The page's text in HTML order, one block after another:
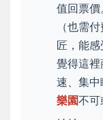
值回票
（也需
匠，能
覺得這
速、集
樂園不可